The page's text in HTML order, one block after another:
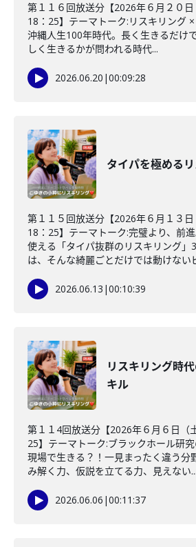
第１１６回放送分【2026年６月２０
18：25】テーマトーク:リスキリング
沖縄人生100年時代。長く生きるだけ
しく生きるかが問われる時代...
2026.06.20 |00:09:28
タイパを極める
第１１５回放送分【2026年６月１３
18：25】テーマトーク:完璧より、前
使える「タイパ抜群のリスキリング」
は、そんな綺麗ごとだけでは動けない
2026.06.13 |00:10:39
リスキリング時
キル
第１１4回放送分【2026年６月６日（
25】テーマトーク:ブラックホール研
現場で生きる？！一見まったく違う分
み解く力、仮説を立てる力、見えない...
2026.06.06 |00:11:37